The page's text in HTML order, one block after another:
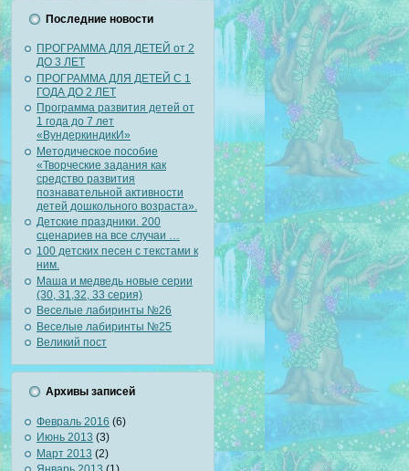
Последние новости
ПРОГРАММА ДЛЯ ДЕТЕЙ от 2
ДО 3 ЛЕТ
ПРОГРАММА ДЛЯ ДЕТЕЙ С 1
ГОДА ДО 2 ЛЕТ
Программа развития детей от
1 года до 7 лет
«ВундеркиндикИ»
Методическое пособие
«Творческие задания как
средство развития
познавательной активности
детей дошкольного возраста».
Детские праздники. 200
сценариев на все случаи …
100 детских песен с текстами к
ним.
Маша и медведь новые серии
(30, 31,32, 33 серия)
Веселые лабиринты №26
Веселые лабиринты №25
Великий пост
Архивы записей
Февраль 2016 (6)
Июнь 2013 (3)
Март 2013 (2)